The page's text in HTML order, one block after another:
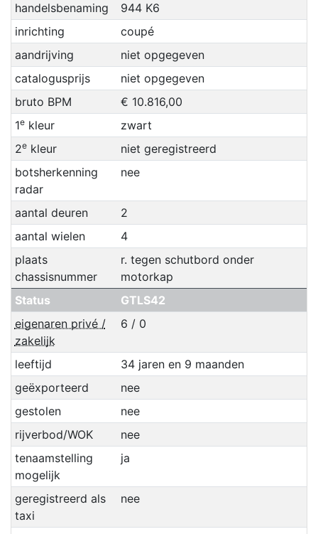
handelsbenaming
944 K6
inrichting
coupé
aandrijving
niet opgegeven
catalogusprijs
niet opgegeven
bruto BPM
€ 10.816,00
1ekleur
zwart
2ekleur
niet geregistreerd
botsherkenning
radar
nee
aantal deuren
2
aantal wielen
4
plaats
chassisnummer
r. tegen schutbord onder
motorkap
Status
GTLS42
eigenaren privé /
zakelijk
6 / 0
leeftijd
34 jaren en 9 maanden
geëxporteerd
nee
gestolen
nee
rijverbod/WOK
nee
tenaamstelling
mogelijk
ja
geregistreerd als
taxi
nee